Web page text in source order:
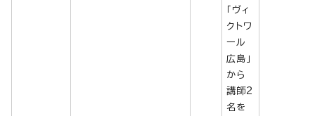
「ヴィ
クトワ
ール
広島」
から
講師2
名を